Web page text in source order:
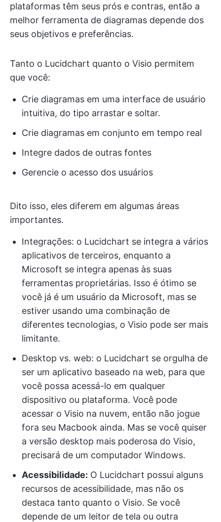
plataformas têm seus prós e contras, então a
melhor ferramenta de diagramas depende dos
seus objetivos e preferências.
Tanto o Lucidchart quanto o Visio permitem
que você:
Crie diagramas em uma interface de usuário
intuitiva, do tipo arrastar e soltar.
Crie diagramas em conjunto em tempo real
Integre dados de outras fontes
Gerencie o acesso dos usuários
Dito isso, eles diferem em algumas áreas
importantes.
Integrações: o Lucidchart se integra a vários
aplicativos de terceiros, enquanto a
Microsoft se integra apenas às suas
ferramentas proprietárias. Isso é ótimo se
você já é um usuário da Microsoft, mas se
estiver usando uma combinação de
diferentes tecnologias, o Visio pode ser mais
limitante.
Desktop vs. web: o Lucidchart se orgulha de
ser um aplicativo baseado na web, para que
você possa acessá-lo em qualquer
dispositivo ou plataforma. Você pode
acessar o Visio na nuvem, então não jogue
fora seu Macbook ainda. Mas se você quiser
a versão desktop mais poderosa do Visio,
precisará de um computador Windows.
Acessibilidade: O Lucidchart possui alguns
recursos de acessibilidade, mas não os
destaca tanto quanto o Visio. Se você
depende de um leitor de tela ou outra